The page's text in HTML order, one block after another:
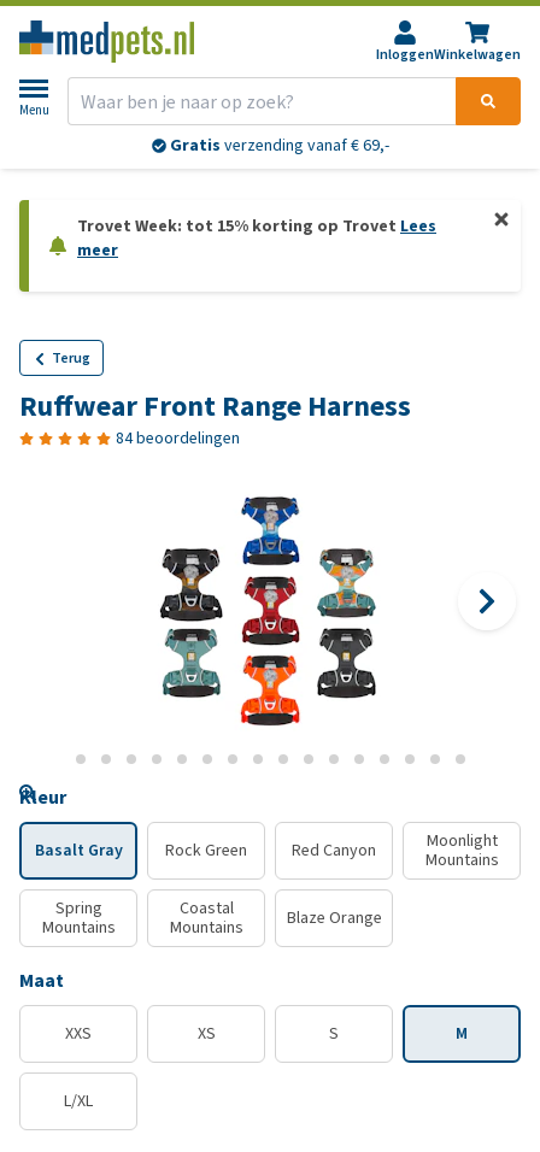
InloggenWinkelwagen
Menu
Gratis verzending vanaf € 69,-
Trovet Week: tot 15% korting op Trovet Lees
meer
Terug
Ruffwear Front Range Harness
84 beoordelingen
Kleur
Basalt Gray Rock Green Red Canyon
Moonlight
Mountains
Spring
Mountains
Coastal
Mountains
Blaze Orange
Maat
XXS XS S M
L/XL